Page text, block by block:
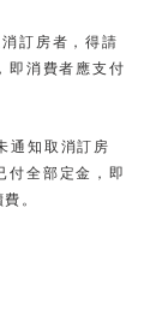
訂房者，得請
消費者應支付
通知取消訂房
全部定金，即
。